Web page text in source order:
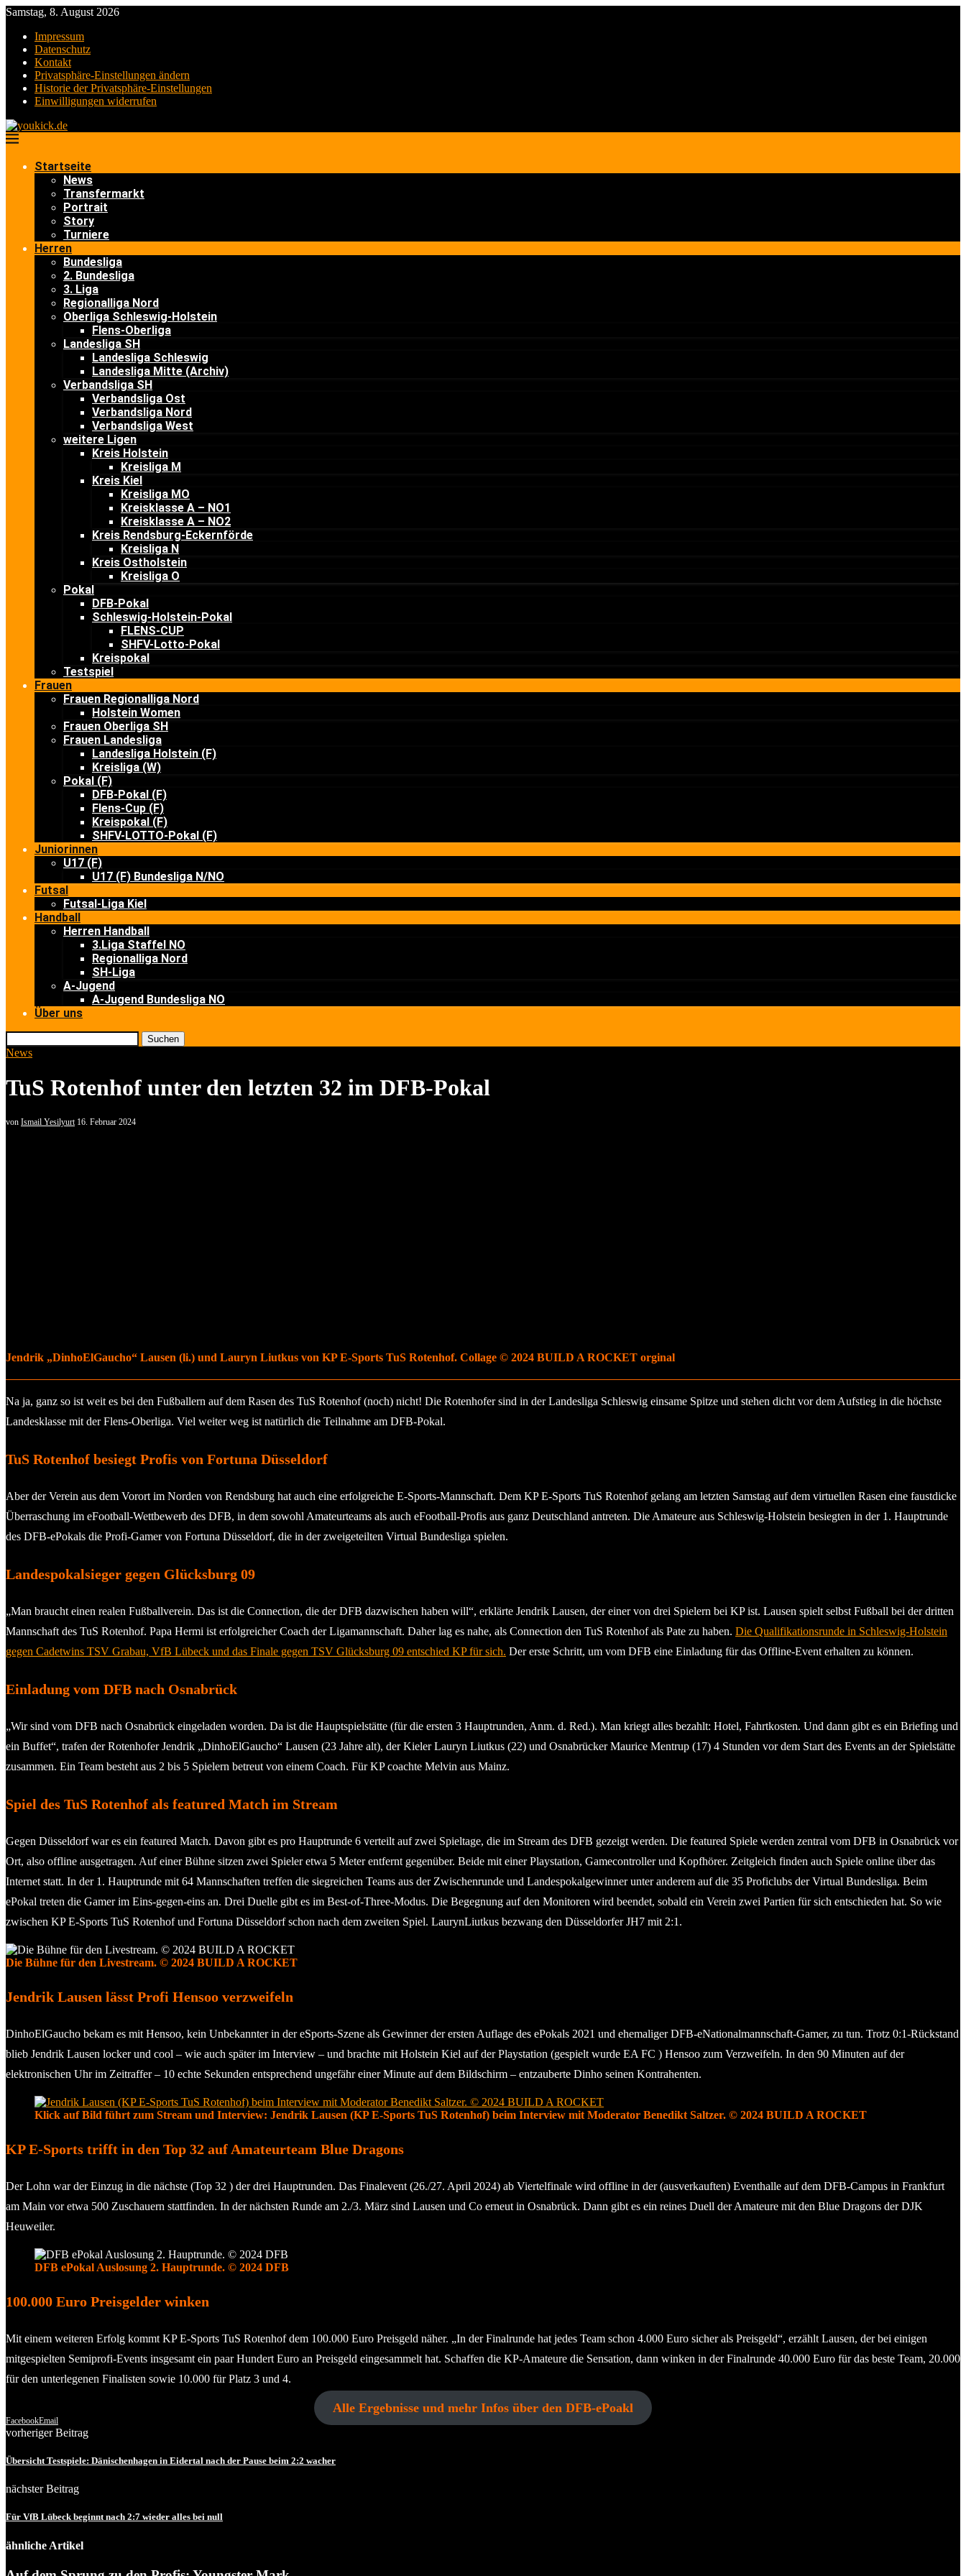
Samstag, 8. August 2026
Impressum
Datenschutz
Kontakt
Privatsphäre-Einstellungen ändern
Historie der Privatsphäre-Einstellungen
Einwilligungen widerrufen
Startseite
News
Transfermarkt
Portrait
Story
Turniere
Herren
Bundesliga
2. Bundesliga
3. Liga
Regionalliga Nord
Oberliga Schleswig-Holstein
Flens-Oberliga
Landesliga SH
Landesliga Schleswig
Landesliga Mitte (Archiv)
Verbandsliga SH
Verbandsliga Ost
Verbandsliga Nord
Verbandsliga West
weitere Ligen
Kreis Holstein
Kreisliga M
Kreis Kiel
Kreisliga MO
Kreisklasse A – NO1
Kreisklasse A – NO2
Kreis Rendsburg-Eckernförde
Kreisliga N
Kreis Ostholstein
Kreisliga O
Pokal
DFB-Pokal
Schleswig-Holstein-Pokal
FLENS-CUP
SHFV-Lotto-Pokal
Kreispokal
Testspiel
Frauen
Frauen Regionalliga Nord
Holstein Women
Frauen Oberliga SH
Frauen Landesliga
Landesliga Holstein (F)
Kreisliga (W)
Pokal (F)
DFB-Pokal (F)
Flens-Cup (F)
Kreispokal (F)
SHFV-LOTTO-Pokal (F)
Juniorinnen
U17 (F)
U17 (F) Bundesliga N/NO
Futsal
Futsal-Liga Kiel
Handball
Herren Handball
3.Liga Staffel NO
Regionalliga Nord
SH-Liga
A-Jugend
A-Jugend Bundesliga NO
Über uns
Suchen
News
TuS Rotenhof unter den letzten 32 im DFB-Pokal
von Ismail Yesilyurt 16. Februar 2024
Jendrik „DinhoElGaucho“ Lausen (li.) und Lauryn Liutkus von KP E-Sports TuS Rotenhof. Collage © 2024 BUILD A ROCKET orginal
Na ja, ganz so ist weit es bei den Fußballern auf dem Rasen des TuS Rotenhof (noch) nicht! Die Rotenhofer sind in der Landesliga Schleswig einsame Spitze und stehen dicht vor dem Aufstieg in die höchste
Landesklasse mit der Flens-Oberliga. Viel weiter weg ist natürlich die Teilnahme am DFB-Pokal.
TuS Rotenhof besiegt Profis von Fortuna Düsseldorf
Aber der Verein aus dem Vorort im Norden von Rendsburg hat auch eine erfolgreiche E-Sports-Mannschaft. Dem KP E-Sports TuS Rotenhof gelang am letzten Samstag auf dem virtuellen Rasen eine faustdicke
Überraschung im eFootball-Wettbewerb des DFB, in dem sowohl Amateurteams als auch eFootball-Profis aus ganz Deutschland antreten. Die Amateure aus Schleswig-Holstein besiegten in der 1. Hauptrunde
des DFB-ePokals die Profi-Gamer von Fortuna Düsseldorf, die in der zweigeteilten Virtual Bundesliga spielen.
Landespokalsieger gegen Glücksburg 09
„Man braucht einen realen Fußballverein. Das ist die Connection, die der DFB dazwischen haben will“, erklärte Jendrik Lausen, der einer von drei Spielern bei KP ist. Lausen spielt selbst Fußball bei der dritten
Mannschaft des TuS Rotenhof. Papa Hermi ist erfolgreicher Coach der Ligamannschaft. Daher lag es nahe, als Connection den TuS Rotenhof als Pate zu haben. Die Qualifikationsrunde in Schleswig-Holstein
gegen Cadetwins TSV Grabau, VfB Lübeck und das Finale gegen TSV Glücksburg 09 entschied KP für sich. Der erste Schritt, um vom DFB eine Einladung für das Offline-Event erhalten zu können.
Einladung vom DFB nach Osnabrück
„Wir sind vom DFB nach Osnabrück eingeladen worden. Da ist die Hauptspielstätte (für die ersten 3 Hauptrunden, Anm. d. Red.). Man kriegt alles bezahlt: Hotel, Fahrtkosten. Und dann gibt es ein Briefing und
ein Buffet“, trafen der Rotenhofer Jendrik „DinhoElGaucho“ Lausen (23 Jahre alt), der Kieler Lauryn Liutkus (22) und Osnabrücker Maurice Mentrup (17) 4 Stunden vor dem Start des Events an der Spielstätte
zusammen. Ein Team besteht aus 2 bis 5 Spielern betreut von einem Coach. Für KP coachte Melvin aus Mainz.
Spiel des TuS Rotenhof als featured Match im Stream
Gegen Düsseldorf war es ein featured Match. Davon gibt es pro Hauptrunde 6 verteilt auf zwei Spieltage, die im Stream des DFB gezeigt werden. Die featured Spiele werden zentral vom DFB in Osnabrück vor
Ort, also offline ausgetragen. Auf einer Bühne sitzen zwei Spieler etwa 5 Meter entfernt gegenüber. Beide mit einer Playstation, Gamecontroller und Kopfhörer. Zeitgleich finden auch Spiele online über das
Internet statt. In der 1. Hauptrunde mit 64 Mannschaften treffen die siegreichen Teams aus der Zwischenrunde und Landespokalgewinner unter anderem auf die 35 Proficlubs der Virtual Bundesliga. Beim
ePokal treten die Gamer im Eins-gegen-eins an. Drei Duelle gibt es im Best-of-Three-Modus. Die Begegnung auf den Monitoren wird beendet, sobald ein Verein zwei Partien für sich entschieden hat. So wie
zwischen KP E-Sports TuS Rotenhof und Fortuna Düsseldorf schon nach dem zweiten Spiel. LaurynLiutkus bezwang den Düsseldorfer JH7 mit 2:1.
Die Bühne für den Livestream. © 2024 BUILD A ROCKET
Jendrik Lausen lässt Profi Hensoo verzweifeln
DinhoElGaucho bekam es mit Hensoo, kein Unbekannter in der eSports-Szene als Gewinner der ersten Auflage des ePokals 2021 und ehemaliger DFB-eNationalmannschaft-Gamer, zu tun. Trotz 0:1-Rückstand
blieb Jendrik Lausen locker und cool – wie auch später im Interview – und brachte mit Holstein Kiel auf der Playstation (gespielt wurde EA FC ) Hensoo zum Verzweifeln. In den 90 Minuten auf der
elektronischen Uhr im Zeitraffer – 10 echte Sekunden entsprechend ungefähr einer Minute auf dem Bildschirm – entzauberte Dinho seinen Kontrahenten.
Klick auf Bild führt zum Stream und Interview: Jendrik Lausen (KP E-Sports TuS Rotenhof) beim Interview mit Moderator Benedikt Saltzer. © 2024 BUILD A ROCKET
KP E-Sports trifft in den Top 32 auf Amateurteam Blue Dragons
Der Lohn war der Einzug in die nächste (Top 32 ) der drei Hauptrunden. Das Finalevent (26./27. April 2024) ab Viertelfinale wird offline in der (ausverkauften) Eventhalle auf dem DFB-Campus in Frankfurt
am Main vor etwa 500 Zuschauern stattfinden. In der nächsten Runde am 2./3. März sind Lausen und Co erneut in Osnabrück. Dann gibt es ein reines Duell der Amateure mit den Blue Dragons der DJK
Heuweiler.
DFB ePokal Auslosung 2. Hauptrunde. © 2024 DFB
100.000 Euro Preisgelder winken
Mit einem weiteren Erfolg kommt KP E-Sports TuS Rotenhof dem 100.000 Euro Preisgeld näher. „In der Finalrunde hat jedes Team schon 4.000 Euro sicher als Preisgeld“, erzählt Lausen, der bei einigen
mitgespielten Semiprofi-Events insgesamt ein paar Hundert Euro an Preisgeld eingesammelt hat. Schaffen die KP-Amateure die Sensation, dann winken in der Finalrunde 40.000 Euro für das beste Team, 20.000
für den unterlegenen Finalisten sowie 10.000 für Platz 3 und 4.
Alle Ergebnisse und mehr Infos über den DFB-ePoakl
FacebookEmail
vorheriger Beitrag
Übersicht Testspiele: Dänischenhagen in Eidertal nach der Pause beim 2:2 wacher
nächster Beitrag
Für VfB Lübeck beginnt nach 2:7 wieder alles bei null
ähnliche Artikel